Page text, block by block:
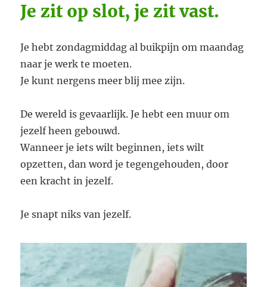
Je zit op slot, je zit vast.
Je hebt zondagmiddag al buikpijn om maandag
naar je werk te moeten.
Je kunt nergens meer blij mee zijn.
De wereld is gevaarlijk. Je hebt een muur om
jezelf heen gebouwd.
Wanneer je iets wilt beginnen, iets wilt
opzetten, dan word je tegengehouden, door
een kracht in jezelf.
Je snapt niks van jezelf.